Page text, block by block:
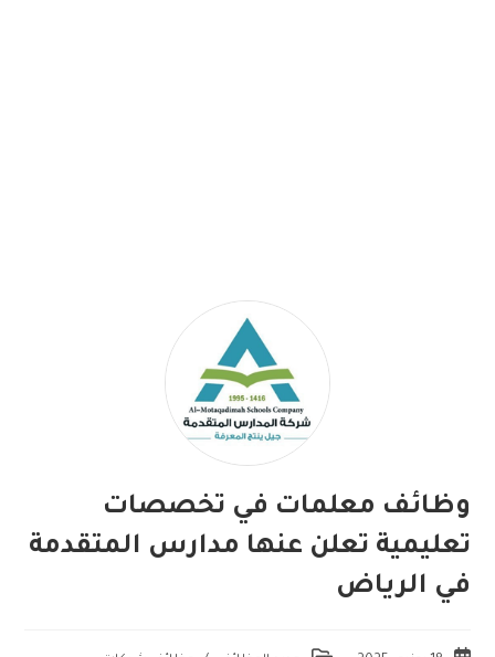
وظائف معلمات في تخصصات
تعليمية تعلن عنها مدارس المتقدمة
في الرياض